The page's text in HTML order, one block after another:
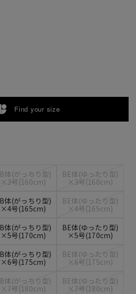
Find your size
体(がっちり型)
×3号(160cm)
BE体(ゆったり型)
×3号(160cm)
体(がっちり型)
×4号(165cm)
BE体(ゆったり型)
×4号(165cm)
体(がっちり型)
×5号(170cm)
BE体(ゆったり型)
×5号(170cm)
体(がっちり型)
×6号(175cm)
BE体(ゆったり型)
×6号(175cm)
体(がっちり型)
×7号(180cm)
BE体(ゆったり型)
×7号(180cm)